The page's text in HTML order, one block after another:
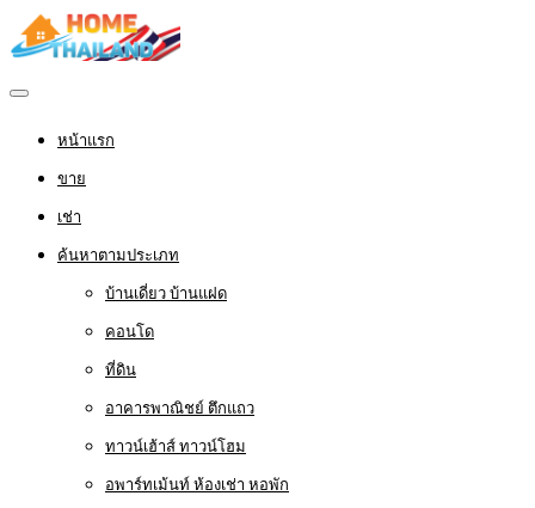
หน้าแรก
ขาย
เช่า
ค้นหาตามประเภท
บ้านเดี่ยว บ้านแฝด
คอนโด
ที่ดิน
อาคารพาณิชย์ ตึกแถว
ทาวน์เฮ้าส์ ทาวน์โฮม
อพาร์ทเม้นท์ ห้องเช่า หอพัก